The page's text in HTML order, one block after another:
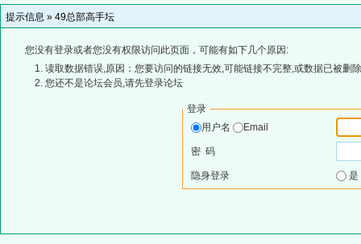
提示信息 » 49总部高手坛
您没有登录或者您没有权限访问此页面，可能有如下几个原因:
读取数据错误,原因：您要访问的链接无效,可能链接不完整,或数据已被删
您还不是论坛会员,请先登录论坛
登录
用户名
Email
密 码
隐身登录